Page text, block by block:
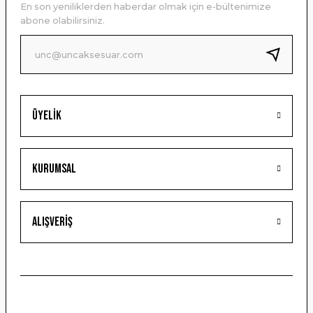
Ürün bilgilerinde hatalar bulunuyor.
Ürün fiyatı diğer sitelerden daha pahalı.
Bu ürüne benzer farklı alternatifler olmalı.
Gönder
Üyelik
Kurumsal
Alışveriş
En son yeniliklerden haberdar olmak için e-bültenimize
abone olabilirsiniz.